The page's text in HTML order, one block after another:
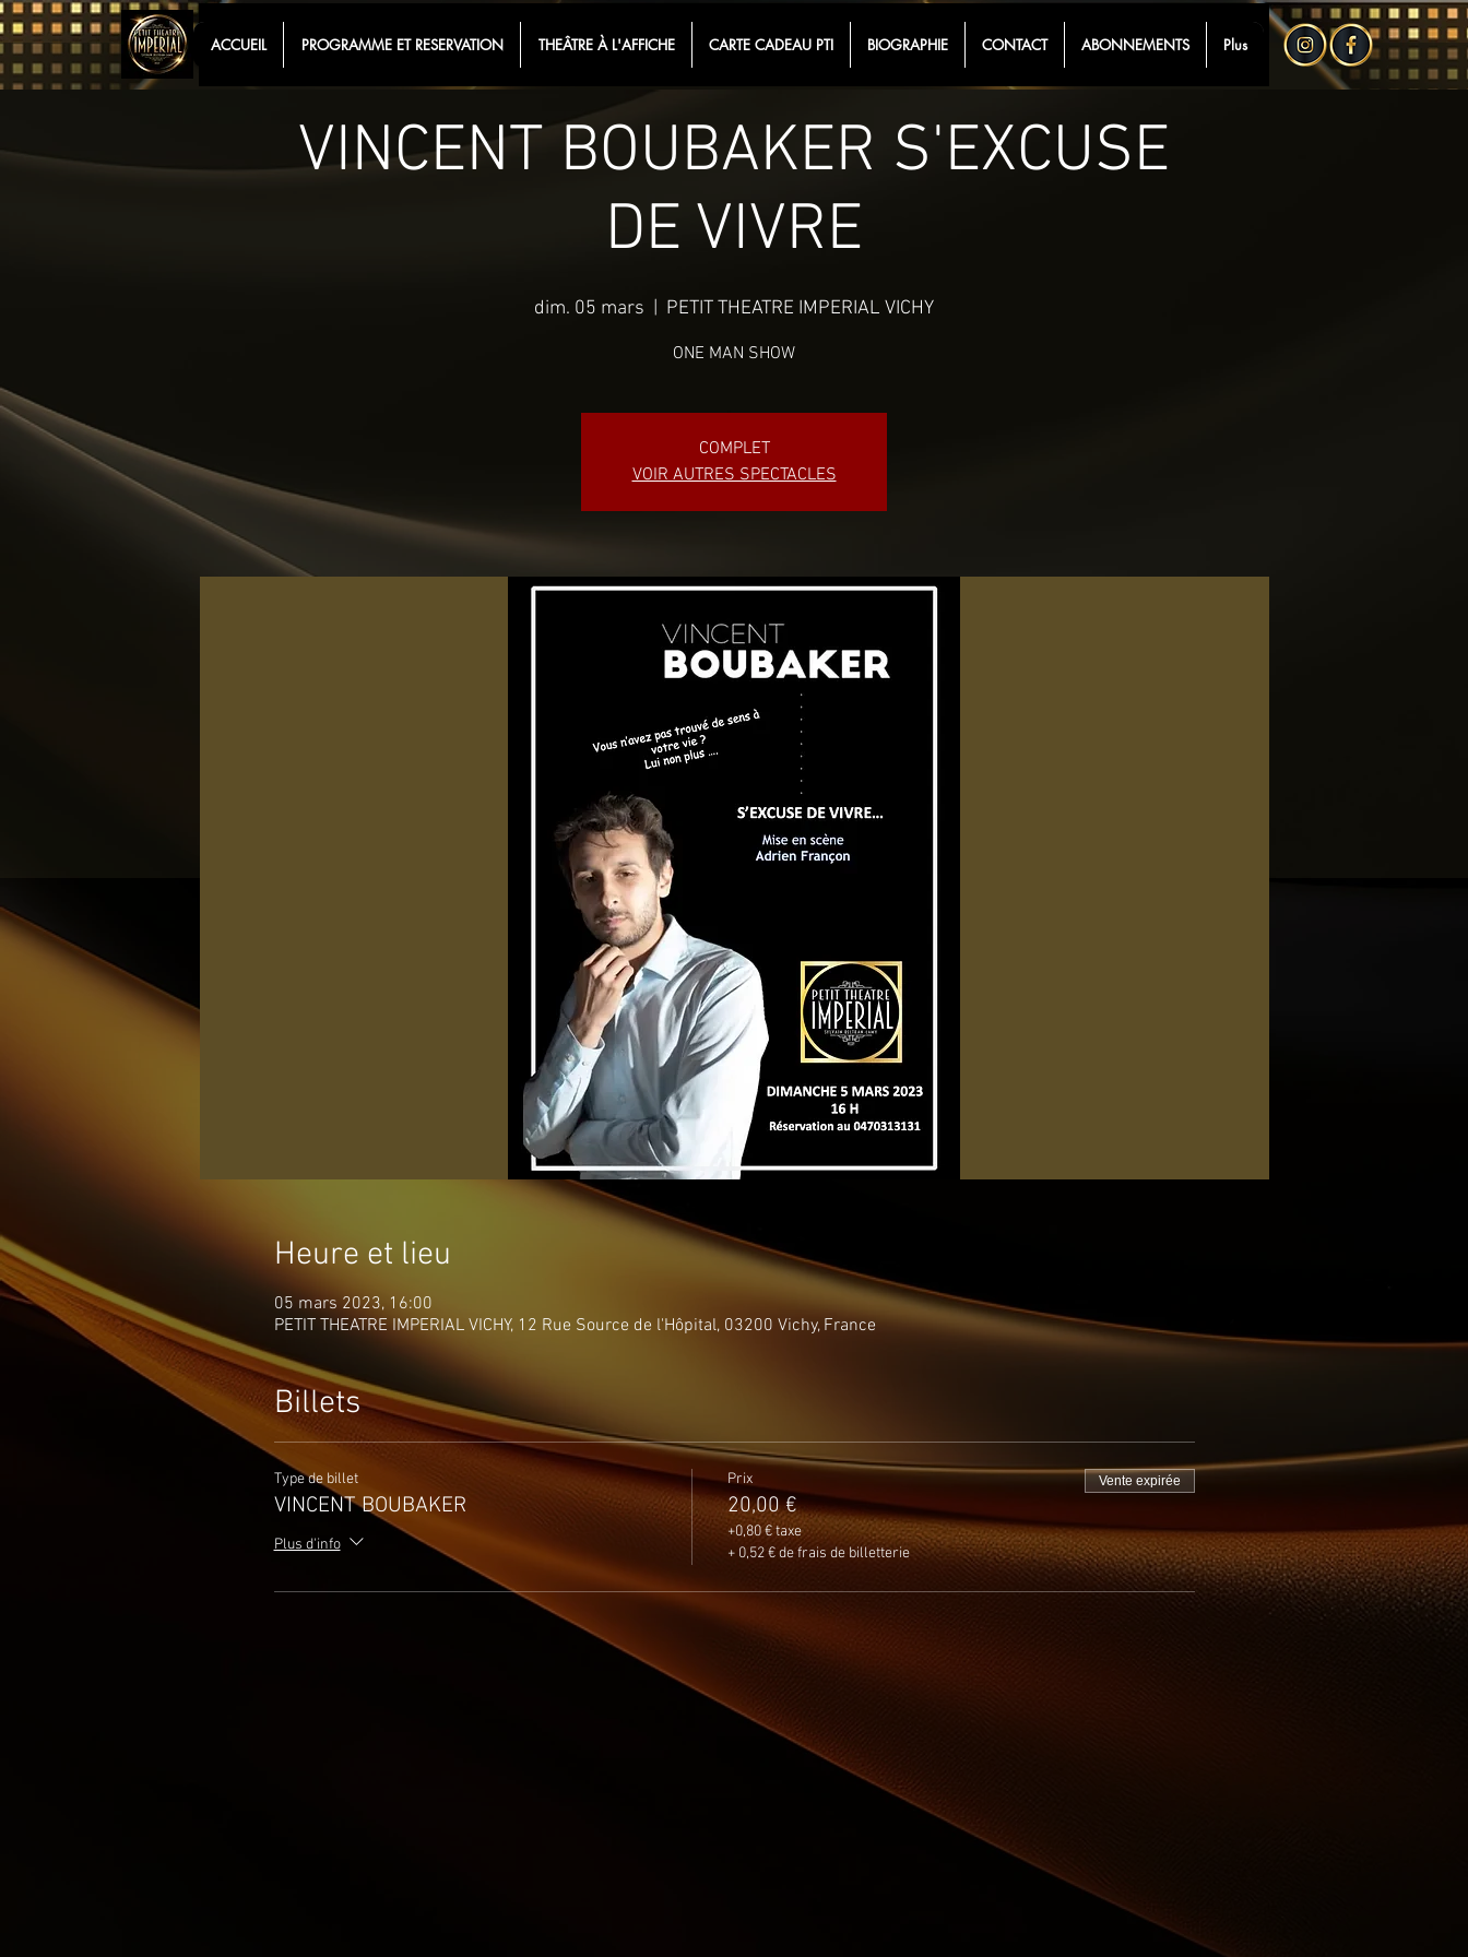
ACCUEIL PROGRAMME ET RESERVATION THEÂTRE À L'AFFICHE CARTE CADEAU PTI BIOGRAPHIE CONTACT ABONNEMENTS Plus
VINCENT BOUBAKER S'EXCUSE
DE VIVRE
dim. 05 mars PETIT THEATRE IMPERIAL VICHY
ONE MAN SHOW
COMPLET
VOIR AUTRES SPECTACLES
Heure et lieu
05 mars 2023, 16:00
PETIT THEATRE IMPERIAL VICHY, 12 Rue Source de l'Hôpital, 03200 Vichy, France
Billets
Type de billet
VINCENT BOUBAKER
Plus d'info
Prix
20,00 €
+0,80 € taxe
+ 0,52 € de frais de billetterie
Vente expirée